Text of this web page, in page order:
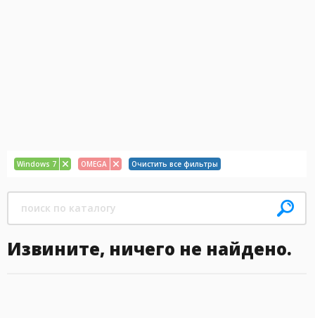
Windows 7 OMEGA Очистить все фильтры
Извините, ничего не найдено.